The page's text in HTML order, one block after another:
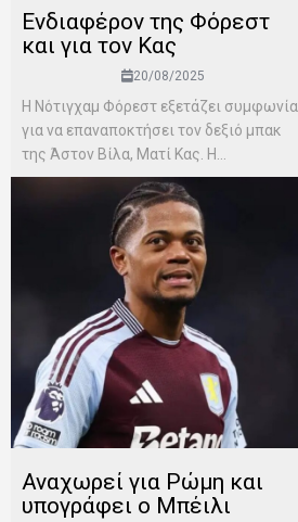
Ενδιαφέρον της Φόρεστ
και για τον Κας
20/08/2025
Η Νότιγχαμ Φόρεστ εξετάζει συμφωνία
για να επαναποκτήσει τον δεξιό μπακ
της Άστον Βίλα, Ματί Κας. Η...
Αναχωρεί για Ρώμη και
υπογράφει ο Μπέιλι